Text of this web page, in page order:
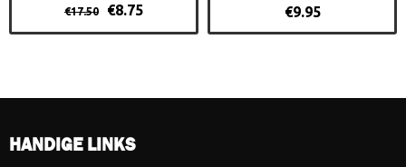
€17.50
Oorspronkelijke
prijs
€8.75Huidige
prijs
€9.95
HANDIGE LINKS